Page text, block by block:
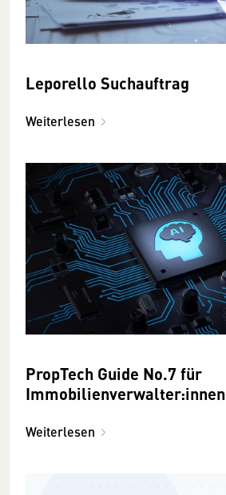
Leporello Suchauftrag
Weiterlesen
PropTech Guide No.7 für
Immobilienverwalter:innen
Weiterlesen